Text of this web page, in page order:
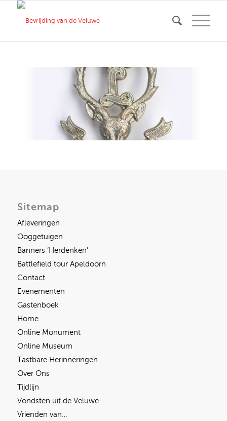
Sitemap
Afleveringen
Ooggetuigen
Banners ‘Herdenken’
Battlefield tour Apeldoorn
Contact
Evenementen
Gastenboek
Home
Online Monument
Online Museum
Tastbare Herinneringen
Over Ons
Tijdlijn
Vondsten uit de Veluwe
Vrienden van…